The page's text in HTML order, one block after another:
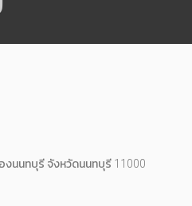
งนนทบุรี จังหวัดนนทบุรี 11000